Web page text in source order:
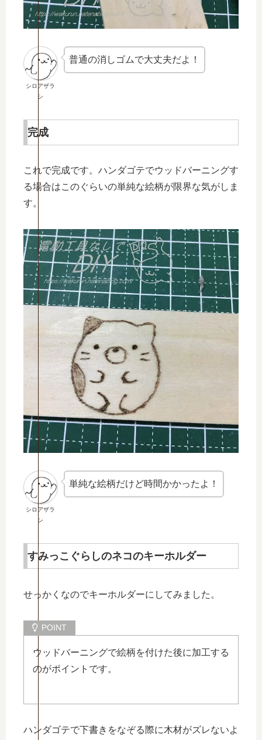
シロアザラ
シ
普通の消しゴムで大丈夫だよ！
完成
これで完成です。ハンダゴテでウッドバーニングす
る場合はこのぐらいの単純な絵柄が限界な気がしま
す。
シロアザラ
シ
単純な絵柄だけど時間かかったよ！
すみっこぐらしのネコのキーホルダー
せっかくなのでキーホルダーにしてみました。
ウッドバーニングで絵柄を付けた後に加工する
のがポイントです。
ハンダゴテで下書きをなぞる際に木材がズレないよ